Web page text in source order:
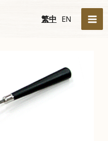
繁中 EN